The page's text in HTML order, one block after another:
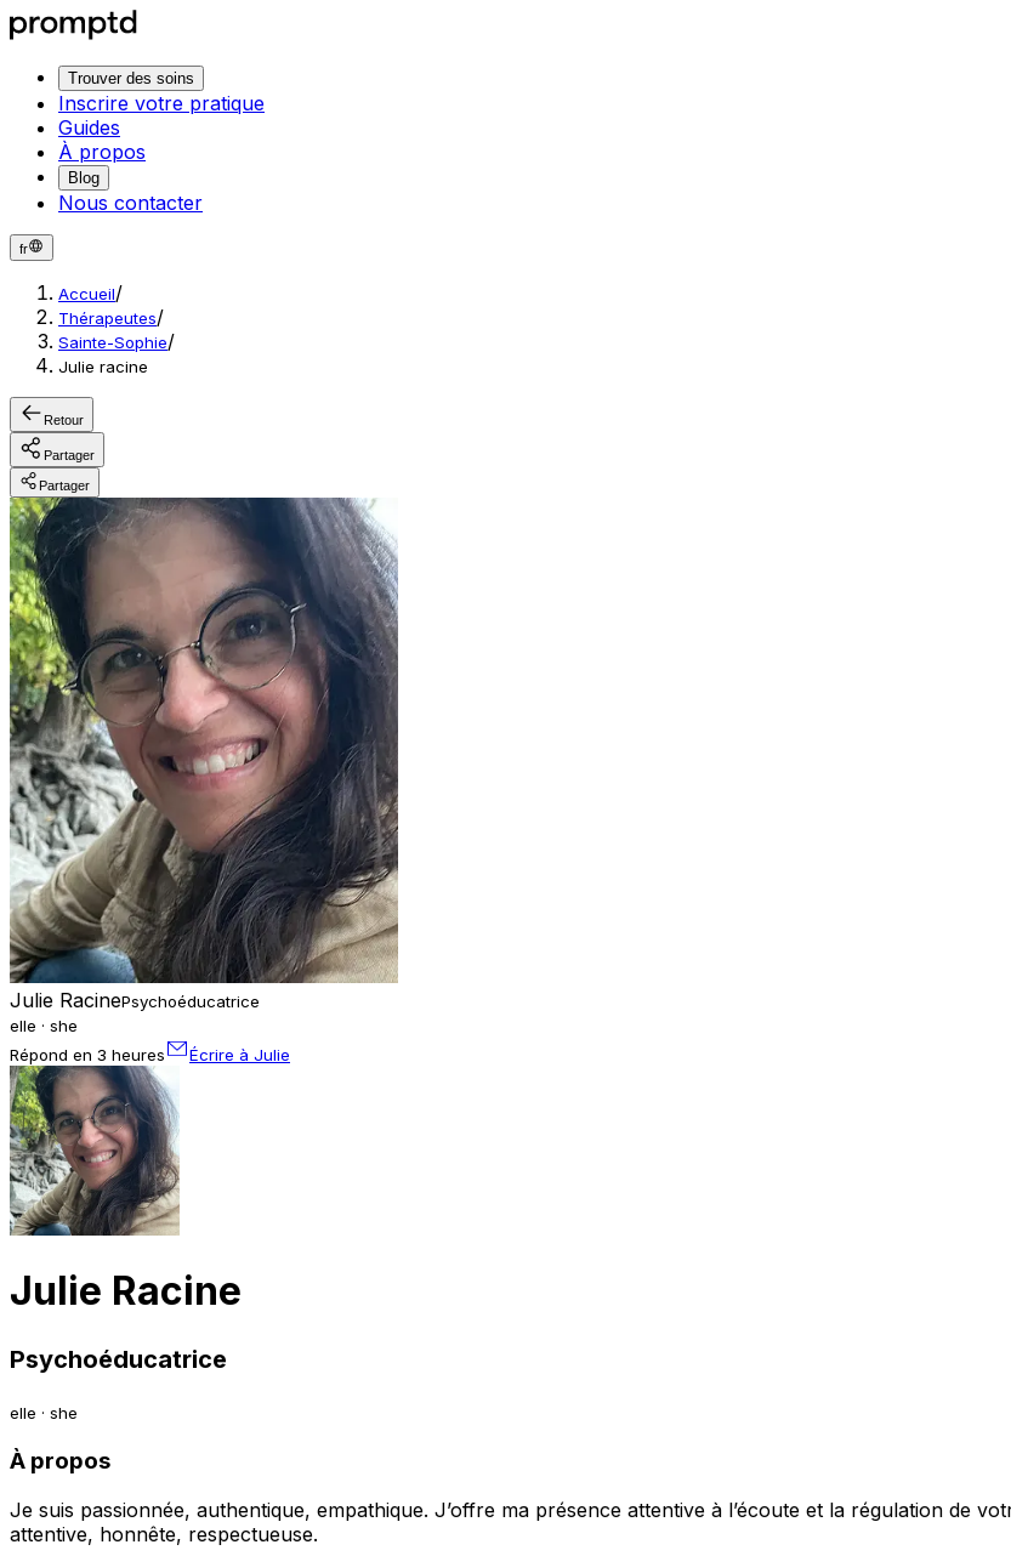
Trouver des soins
Inscrire votre pratique
Guides
À propos
Blog
Nous contacter
fr
Accueil/
Thérapeutes/
Sainte-Sophie/
Julie racine
Retour
Partager
Partager
Julie RacinePsychoéducatrice
elle · she
Répond en 3 heures
Écrire à Julie
Julie Racine
Psychoéducatrice
elle · she
À propos
Je suis passionnée, authentique, empathique. J’offre ma présence attentive à l’écoute et la régulation de
attentive, honnête, respectueuse.